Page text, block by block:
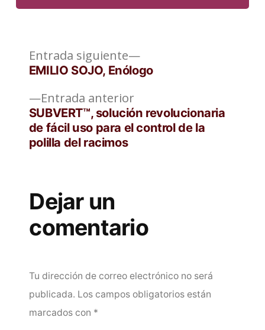
Navegación
entradas
Entrada anteriorEntrada
anterior:
SUBVERT™, solución revolucionaria
de fácil uso para el control de la
polilla del racimos
Entrada siguiente
Entrada
siguiente:
EMILIO SOJO, Enólogo
Dejar un
comentario
Tu dirección de correo electrónico no será
publicada. Los campos obligatorios están
marcados con *